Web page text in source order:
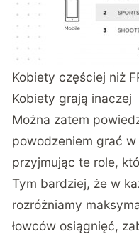
Kobiety częściej niż
Kobiety grają inaczej
Można zatem
powodzeniem grać
przyjmując te role,
Tym bardziej, że w
rozróżniamy
łowców osiągnięć,